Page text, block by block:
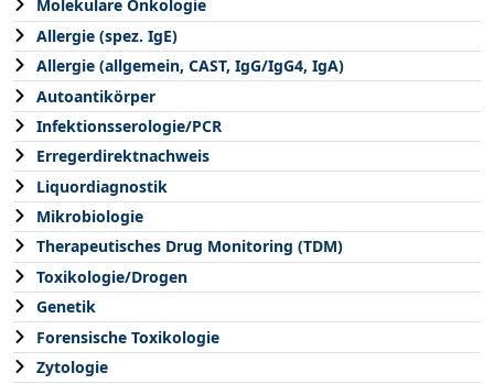
Molekulare Onkologie
Allergie (spez. IgE)
Allergie (allgemein, CAST, IgG/IgG4, IgA)
Autoantikörper
Infektionsserologie/PCR
Erregerdirektnachweis
Liquordiagnostik
Mikrobiologie
Therapeutisches Drug Monitoring (TDM)
Toxikologie/Drogen
Genetik
Forensische Toxikologie
Zytologie